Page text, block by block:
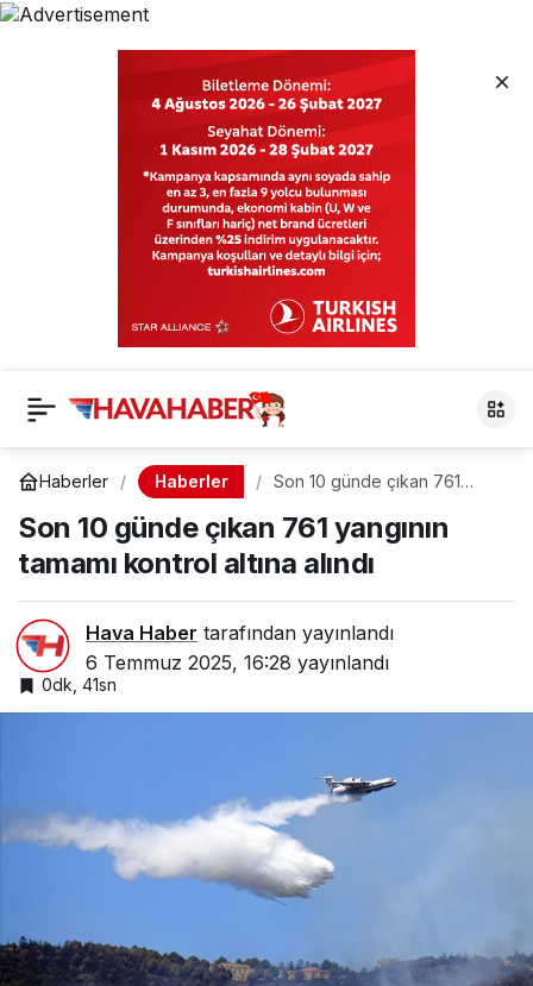
Haberler Haberler
Son 10 günde çıkan 761
alındı
Son 10 günde çıkan 761 yangının
tamamı kontrol altına alındı
Hava Haber tarafından yayınlandı
6 Temmuz 2025, 16:28 yayınlandı
0dk, 41sn